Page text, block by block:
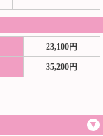
23,100円
35,200円